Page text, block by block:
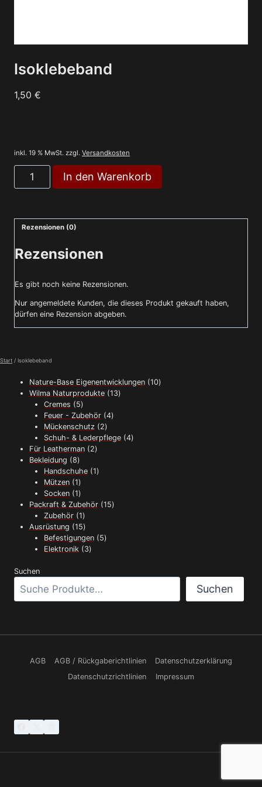
Isoklebeband
1,50 €
inkl. 19 % MwSt. zzgl. Versandkosten
Isoklebeband
Menge
In den Warenkorb
Rezensionen (0)
Rezensionen
Es gibt noch keine Rezensionen.
Nur angemeldete Kunden, die dieses Produkt gekauft haben,
dürfen eine Rezension abgeben.
Start / Isoklebeband
Nature-Base Eigenentwicklungen 1010
Wilma Naturprodukte 1313
Cremes 55
Produkte
Feuer - Zubehör 44
Mückenschutz 22
Produkte
Schuh- & Lederpflege 44
Für Leatherman 22
Bekleidung 88
Produkte
Handschuhe 11
Mützen 11
Produkt
Socken 11
Produkt
Packraft & Zubehör 1515
Zubehör 11
Produkt
Ausrüstung 1515
Produkte
Befestigungen 55
Elektronik 33
Suchen
Suchen
AGB AGB / Rückgaberichtlinien
Datenschutzerklärung
Datenschutzrichtlinien
Impressum